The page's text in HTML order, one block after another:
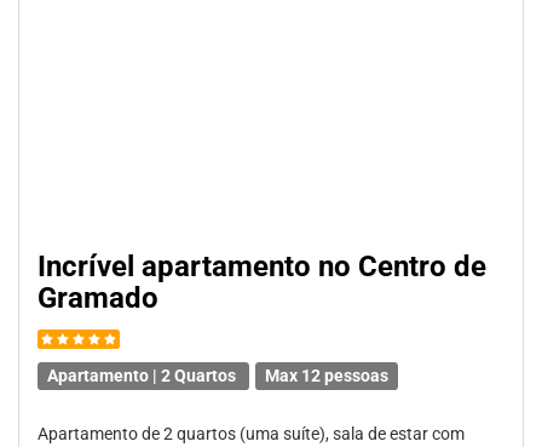
Incrível apartamento no Centro de
Gramado
Apartamento | 2 Quartos Max 12 pessoas
Apartamento de 2 quartos (uma suíte), sala de estar com